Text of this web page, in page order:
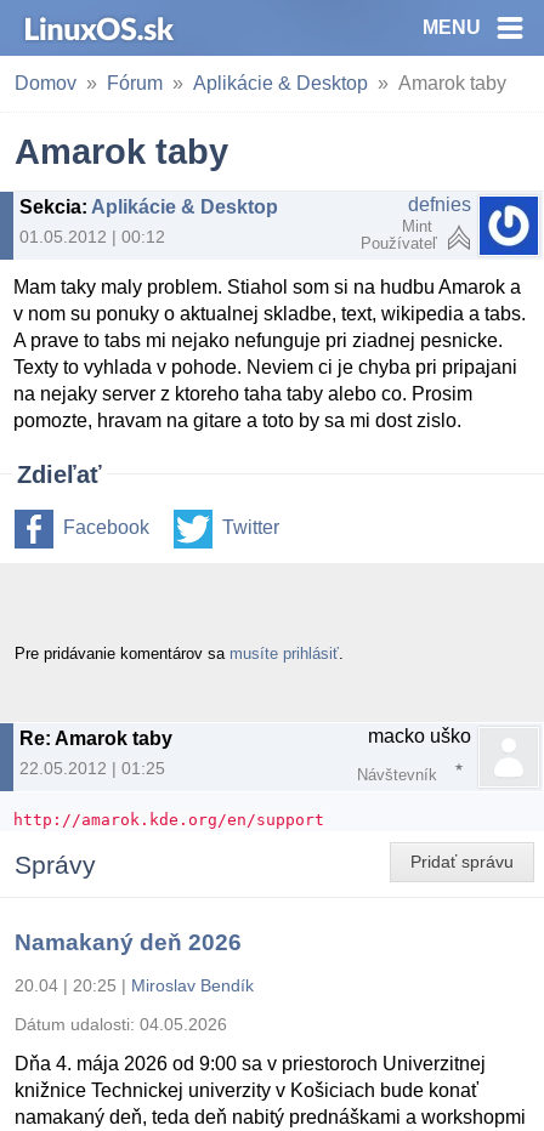
MENU
Domov Fórum Aplikácie & Desktop Amarok taby
Amarok taby
Sekcia: Aplikácie & Desktop
01.05.2012 | 00:12
defnies
Mint
Používateľ
Mam taky maly problem. Stiahol som si na hudbu Amarok a
v nom su ponuky o aktualnej skladbe, text, wikipedia a tabs.
A prave to tabs mi nejako nefunguje pri ziadnej pesnicke.
Texty to vyhlada v pohode. Neviem ci je chyba pri pripajani
na nejaky server z ktoreho taha taby alebo co. Prosim
pomozte, hravam na gitare a toto by sa mi dost zislo.
Zdieľať
Facebook Twitter
Pre pridávanie komentárov sa musíte prihlásiť
Re: Amarok taby
22.05.2012 | 01:25
macko uško
Návštevník
http://amarok.kde.org/en/support
Pridať správu
Správy
Namakaný deň 2026
20.04 | 20:25 | Miroslav Bendík
Dátum udalosti: 04.05.2026
Dňa 4. mája 2026 od 9:00 sa v priestoroch Univerzitnej
knižnice Technickej univerzity v Košiciach bude konať
namakaný deň, teda deň nabitý prednáškami a workshopmi